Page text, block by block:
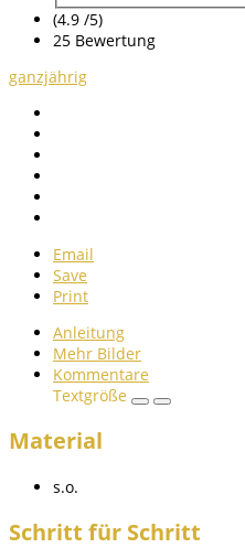
(4.9 /5)
25 Bewertung
ganzjährig
Email
Save
Print
Anleitung
Mehr Bilder
Kommentare
Textgröße
Material
s.o.
Schritt für Schritt